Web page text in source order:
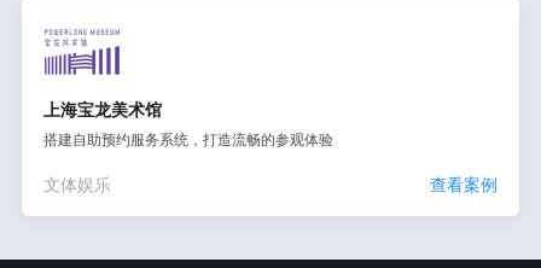
上海宝龙美术馆
搭建自助预约服务系统，打造流畅的参观体验
文体娱乐 查看案例